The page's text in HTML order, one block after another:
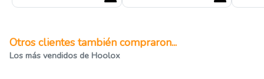
Otros clientes también compraron...
Los más vendidos de Hoolox